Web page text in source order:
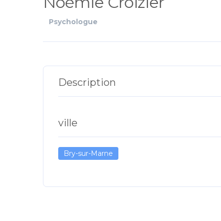
Psychologue
Description
ville
Bry-sur-Marne